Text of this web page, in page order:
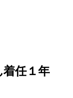
着任１年